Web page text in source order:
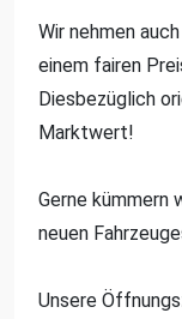
Wir nehmen
einem fairen
Diesbezüglich
Marktwert!
Gerne kümmern
neuen
Unsere